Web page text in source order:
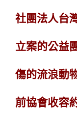
社團法人台
立案的公益
傷的流浪動
前協會收容